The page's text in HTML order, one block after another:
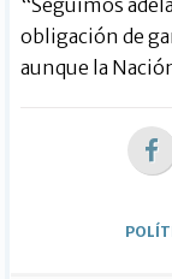
obligación de
aunque la